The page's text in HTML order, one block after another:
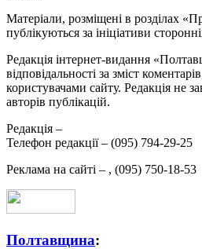
Матеріали, розміщені в розділах
публікуються за ініціативи
Редакція інтернет-видання
відповідальності за зміст
користувачами сайту. Редакція не
авторів публікацій.
Редакція –
Телефон редакції – (095) 794-29-25
Реклама на сайті – , (095) 750-18-53
Полтавщина: